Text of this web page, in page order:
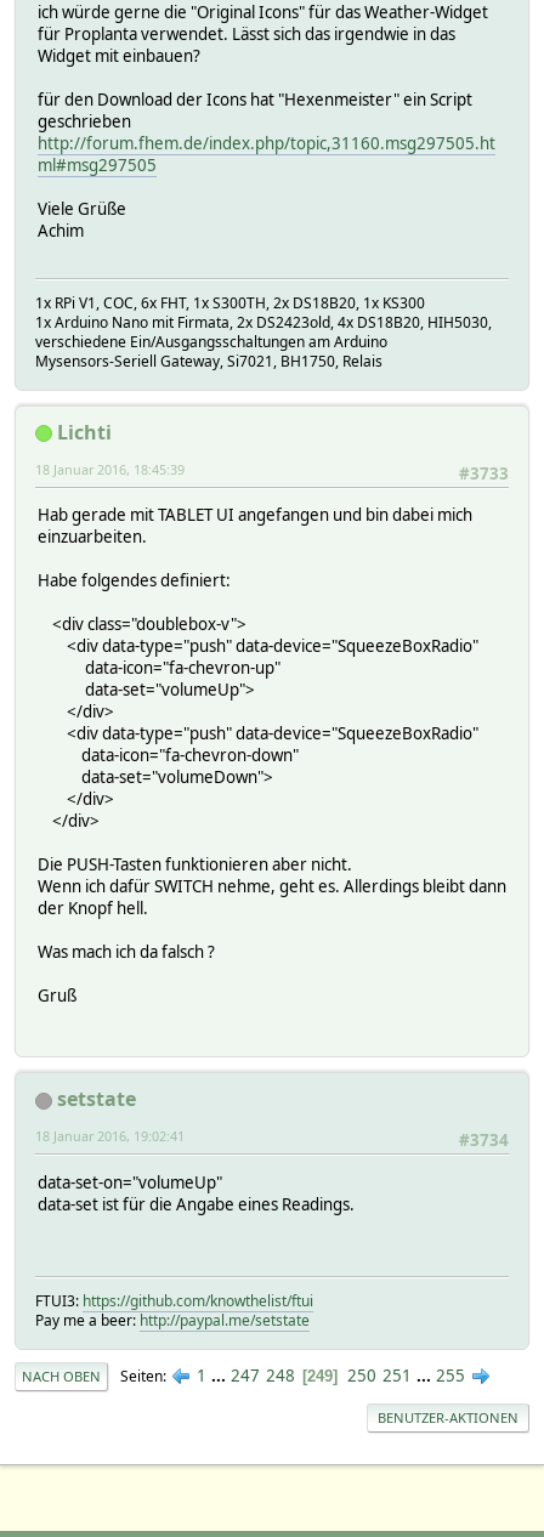
ich würde gerne die "Original Icons" für das Weather-Widget
für Proplanta verwendet. Lässt sich das irgendwie in das
Widget mit einbauen?
für den Download der Icons hat "Hexenmeister" ein Script
geschrieben
http://forum.fhem.de/index.php/topic,31160.msg297505.ht
ml#msg297505
Viele Grüße
Achim
1x RPi V1, COC, 6x FHT, 1x S300TH, 2x DS18B20, 1x KS300
1x Arduino Nano mit Firmata, 2x DS2423old, 4x DS18B20, HIH5030,
verschiedene Ein/Ausgangsschaltungen am Arduino
Mysensors-Seriell Gateway, Si7021, BH1750, Relais
Lichti
#3733
18 Januar 2016, 18:45:39
Hab gerade mit TABLET UI angefangen und bin dabei mich
einzuarbeiten.
Habe folgendes definiert:
<div class="doublebox-v">
<div data-type="push" data-device="SqueezeBoxRadio"
data-icon="fa-chevron-up"
data-set="volumeUp">
</div>
<div data-type="push" data-device="SqueezeBoxRadio"
data-icon="fa-chevron-down"
data-set="volumeDown">
</div>
</div>
Die PUSH-Tasten funktionieren aber nicht.
Wenn ich dafür SWITCH nehme, geht es. Allerdings bleibt dann
der Knopf hell.
Was mach ich da falsch ?
Gruß
setstate
#3734
18 Januar 2016, 19:02:41
data-set-on="volumeUp"
data-set ist für die Angabe eines Readings.
FTUI3: https://github.com/knowthelist/ftui
Pay me a beer: http://paypal.me/setstate
NACH OBEN Seiten 1 ... 247 248 249 250 251 ... 255
BENUTZER-AKTIONEN